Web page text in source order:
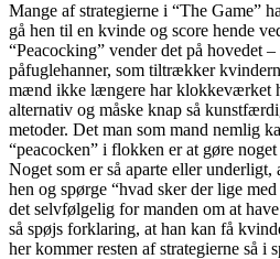
Mange af strategierne i “The Game”
gå hen til en kvinde og score hende
“Peacocking” vender det på hovedet
påfuglehanner, som tiltrækker
mænd ikke længere har klokkeværket
alternativ og måske knap så
metoder. Det man som mand nemlig
“peacocken” i flokken er at gøre
Noget som er så aparte eller
hen og spørge “hvad sker der lige
det selvfølgelig for manden om at
så spøjs forklaring, at han kan få
her kommer resten af strategierne så i